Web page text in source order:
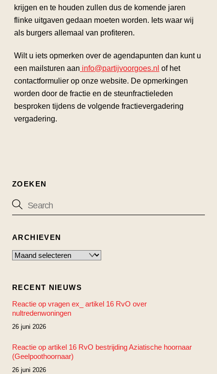
krijgen en te houden zullen dus de komende jaren
flinke uitgaven gedaan moeten worden. Iets waar wij
als burgers allemaal van profiteren.
Wilt u iets opmerken over de agendapunten dan kunt u
een mailsturen aan info@partijvoorgoes.nl of het
contactformulier op onze website. De opmerkingen
worden door de fractie en de steunfractieleden
besproken tijdens de volgende fractievergadering
vergadering.
ZOEKEN
ARCHIEVEN
Archieven
RECENT NIEUWS
Reactie op vragen ex_ artikel 16 RvO over
nultredenwoningen
26 juni 2026
Reactie op artikel 16 RvO bestrijding Aziatische hoornaar
(Geelpoothoornaar)
26 juni 2026